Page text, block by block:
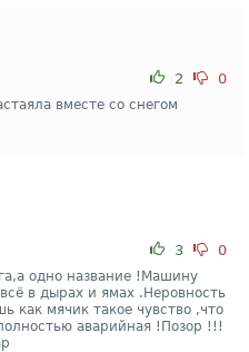
2 0
вместе со снегом
3 0
одно название !Машину
в дырах и ямах .Неровность
как мячик такое чувство ,что
аварийная !Позор !!!